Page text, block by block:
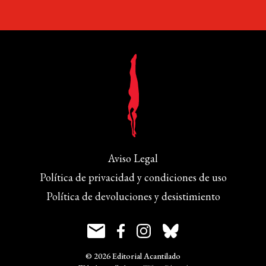
Aviso Legal
Política de privacidad y condiciones de uso
Política de devoluciones y desistimiento
© 2026 Editorial Acantilado